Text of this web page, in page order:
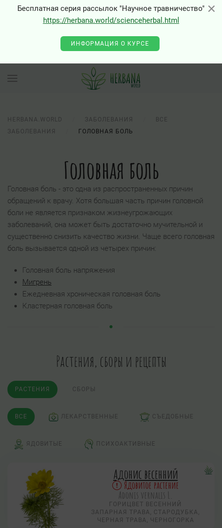
×
Бесплатная серия рассылок "Научное травничество"
https://herbana.world/scienceherbal.html
ИНФОРМАЦИЯ О КУРСЕ
HERBANA.WORLD ЗАБОЛЕВАНИЯ
ВСЕ
ЗАБОЛЕВАНИЯ
ГОЛОВНАЯ БОЛЬ
Головная боль
Головная боль - это одна из распространенных причин
обращений к врачу. Хотя большая часть причин головной
боли не является признаком жизнеугрожающих
заболеваний, она может быть достаточно мучительной и
существенно снизить качество жизни. Чаще всего головная
боль вызывается одной из четырех причин:
Головная боль напряжения
Мигрень
Ежедневная хроническая головная боль
Кластерная головная боль
Растения, сборы и рецепты
РАСТЕНИЯ СБОРЫ
ВСЕ ЛЕКАРСТВЕННЫЕ СЪЕДОБНЫЕ
ЯДОВИТЫЕ ПСИХОАКТИВНЫЕ
Адонис весенний
Ядовитое растение
Adonis vernalis L.
ГОРИЦВЕТ ВЕСЕННИЙ
ЗАПАРНАЯ ТРАВА, СТАРОДУБКА,
ЧЕРНАЯ ТРАВА, ЧЕРНОГОРКА
×